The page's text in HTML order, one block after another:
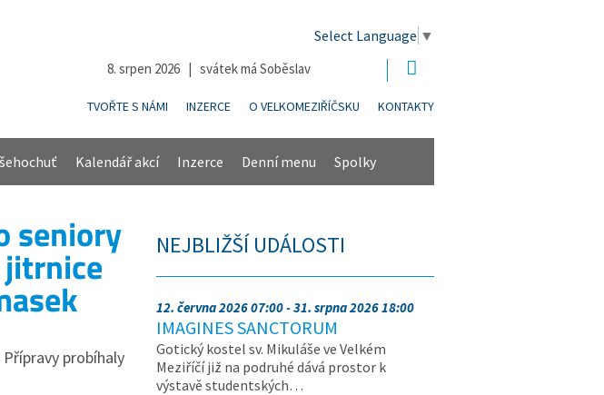
Select Language ▼
8. srpen 2026 | svátek má Soběslav
TVOŘTE S NÁMI INZERCE O VELKOMEZIŘÍČSKU KONTAKTY
Kalendář akcí Inzerce Denní menu Spolky
seniory
probíhaly
NEJBLIŽŠÍ UDÁLOSTI
12. června 2026 07:00 - 31. srpna 2026 18:00
IMAGINES SANCTORUM
Gotický kostel sv. Mikuláše ve Velkém
Meziříčí již na podruhé dává prostor k
výstavě studentských…